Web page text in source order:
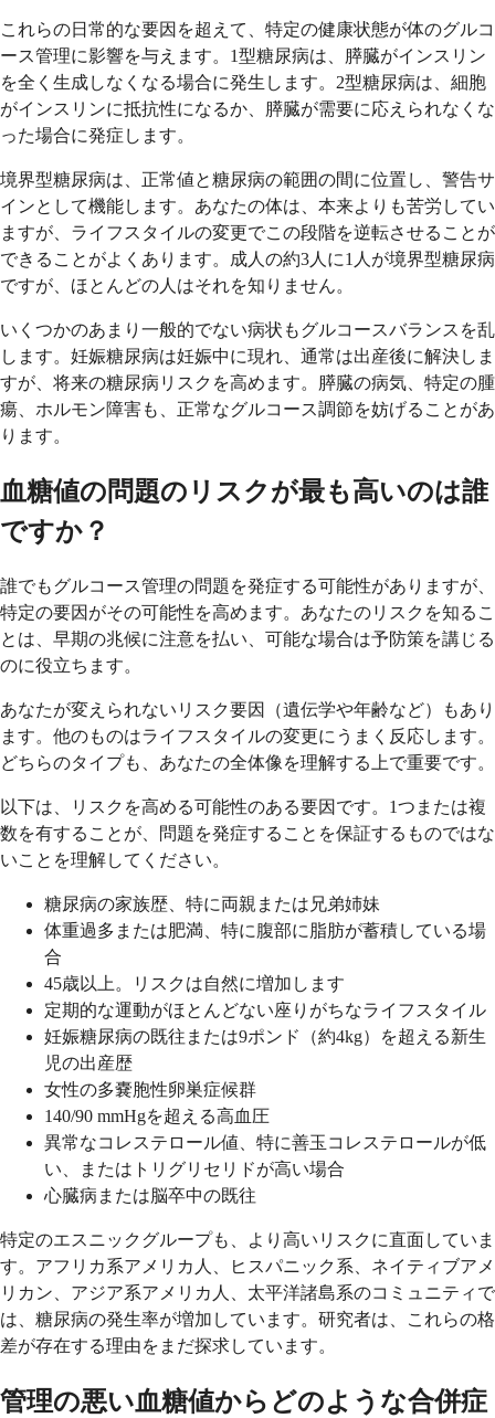
これらの日常的な要因を超えて、特定の健康状態が体のグルコ
ース管理に影響を与えます。1型糖尿病は、膵臓がインスリン
を全く生成しなくなる場合に発生します。2型糖尿病は、細胞
がインスリンに抵抗性になるか、膵臓が需要に応えられなくな
った場合に発症します。
境界型糖尿病は、正常値と糖尿病の範囲の間に位置し、警告サ
インとして機能します。あなたの体は、本来よりも苦労してい
ますが、ライフスタイルの変更でこの段階を逆転させることが
できることがよくあります。成人の約3人に1人が境界型糖尿病
ですが、ほとんどの人はそれを知りません。
いくつかのあまり一般的でない病状もグルコースバランスを乱
します。妊娠糖尿病は妊娠中に現れ、通常は出産後に解決しま
すが、将来の糖尿病リスクを高めます。膵臓の病気、特定の腫
瘍、ホルモン障害も、正常なグルコース調節を妨げることがあ
ります。
血糖値の問題のリスクが最も高いのは誰
ですか？
誰でもグルコース管理の問題を発症する可能性がありますが、
特定の要因がその可能性を高めます。あなたのリスクを知るこ
とは、早期の兆候に注意を払い、可能な場合は予防策を講じる
のに役立ちます。
あなたが変えられないリスク要因（遺伝学や年齢など）もあり
ます。他のものはライフスタイルの変更にうまく反応します。
どちらのタイプも、あなたの全体像を理解する上で重要です。
以下は、リスクを高める可能性のある要因です。1つまたは複
数を有することが、問題を発症することを保証するものではな
いことを理解してください。
糖尿病の家族歴、特に両親または兄弟姉妹
体重過多または肥満、特に腹部に脂肪が蓄積している場
合
45歳以上。リスクは自然に増加します
定期的な運動がほとんどない座りがちなライフスタイル
妊娠糖尿病の既往または9ポンド（約4kg）を超える新生
児の出産歴
女性の多嚢胞性卵巣症候群
140/90 mmHgを超える高血圧
異常なコレステロール値、特に善玉コレステロールが低
い、またはトリグリセリドが高い場合
心臓病または脳卒中の既往
特定のエスニックグループも、より高いリスクに直面していま
す。アフリカ系アメリカ人、ヒスパニック系、ネイティブアメ
リカン、アジア系アメリカ人、太平洋諸島系のコミュニティで
は、糖尿病の発生率が増加しています。研究者は、これらの格
差が存在する理由をまだ探求しています。
管理の悪い血糖値からどのような合併症